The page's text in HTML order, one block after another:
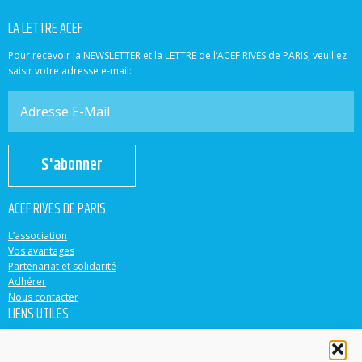
LA LETTRE ACEF
Pour recevoir la NEWSLETTER et la LETTRE de l’ACEF RIVES de PARIS, veuillez
saisir votre adresse e-mail:
S'abonner
ACEF RIVES DE PARIS
L’association
Vos avantages
Partenariat et solidarité
Adhérer
Nous contacter
LIENS UTILES